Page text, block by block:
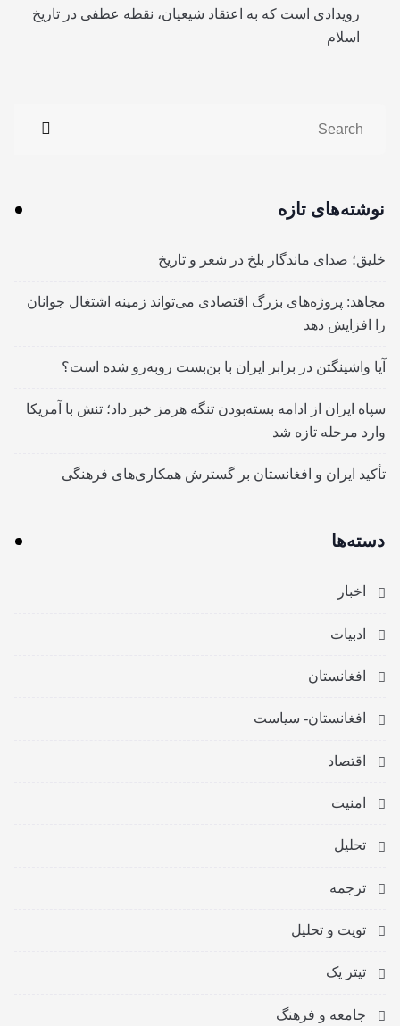
رویدادی است که به اعتقاد شیعیان، نقطه عطفی در تاریخ
اسلام
نوشته‌های تازه
خلیق؛ صدای ماندگار بلخ در شعر و تاریخ
مجاهد: پروژه‌های بزرگ اقتصادی می‌تواند زمینه اشتغال جوانان
را افزایش دهد
آیا واشینگتن در برابر ایران با بن‌بست روبه‌رو شده است؟
سپاه ایران از ادامه بسته‌بودن تنگه هرمز خبر داد؛ تنش با آمریکا
وارد مرحله تازه شد
تأکید ایران و افغانستان بر گسترش همکاری‌های فرهنگی
دسته‌ها
اخبار
ادبیات
افغانستان
افغانستان- سیاست
اقتصاد
امنیت
تحلیل
ترجمه
تویت و تحلیل
تیتر یک
جامعه و فرهنگ